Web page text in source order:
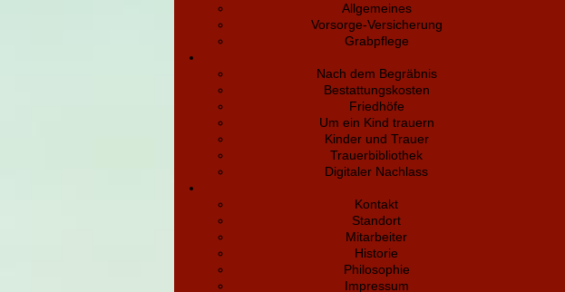
Allgemeines
Vorsorge-Versicherung
Grabpflege
Nach dem Begräbnis
Bestattungskosten
Friedhöfe
Um ein Kind trauern
Kinder und Trauer
Trauerbibliothek
Digitaler Nachlass
Kontakt
Standort
Mitarbeiter
Historie
Philosophie
Impressum